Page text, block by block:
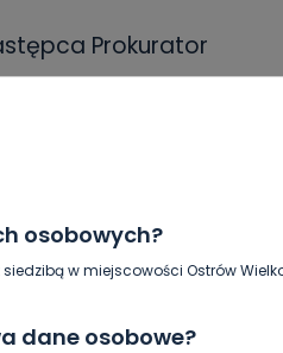
osobowych?
w miejscowości Ostrów
dane osobowe?
Prokurator
Błaszczyk.
SKOPIUJ LINK
NAPISZ DO AUTORA